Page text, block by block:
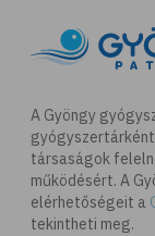
A Gyöngy
társaságok
működésért. A
elérhetőségeit a
tekintheti meg.